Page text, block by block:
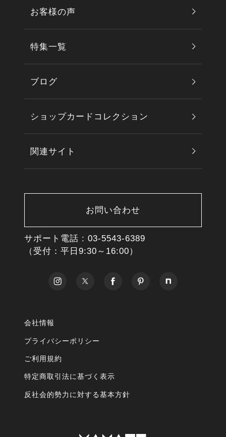
お客様の声
特集一覧
ブログ
ショップカードコレクション
関連サイト
お問い合わせ
サポート電話 : 03-5543-6389
（受付：平日9:30～16:00）
会社情報
プライバシーポリシー
ご利用規約
特定商取引法に基づく表示
反社会的勢力に対する基本方針